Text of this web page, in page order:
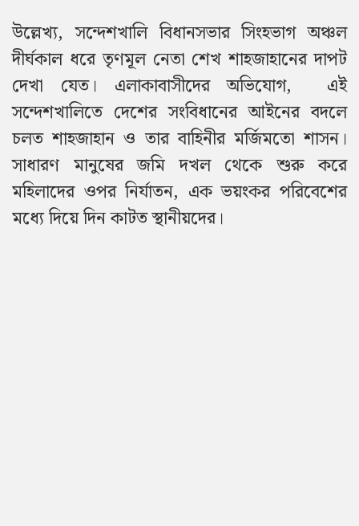
উল্লেখ্য, সন্দেশখালি বিধানসভার সিংহভাগ অঞ্চল
দীর্ঘকাল ধরে তৃণমূল নেতা শেখ শাহজাহানের দাপট
দেখা যেত। এলাকাবাসীদের অভিযোগ, এই
সন্দেশখালিতে দেশের সংবিধানের আইনের বদলে
চলত শাহজাহান ও তার বাহিনীর মর্জিমতো শাসন।
সাধারণ মানুষের জমি দখল থেকে শুরু করে
মহিলাদের ওপর নির্যাতন, এক ভয়ংকর পরিবেশের
মধ্যে দিয়ে দিন কাটত স্থানীয়দের।